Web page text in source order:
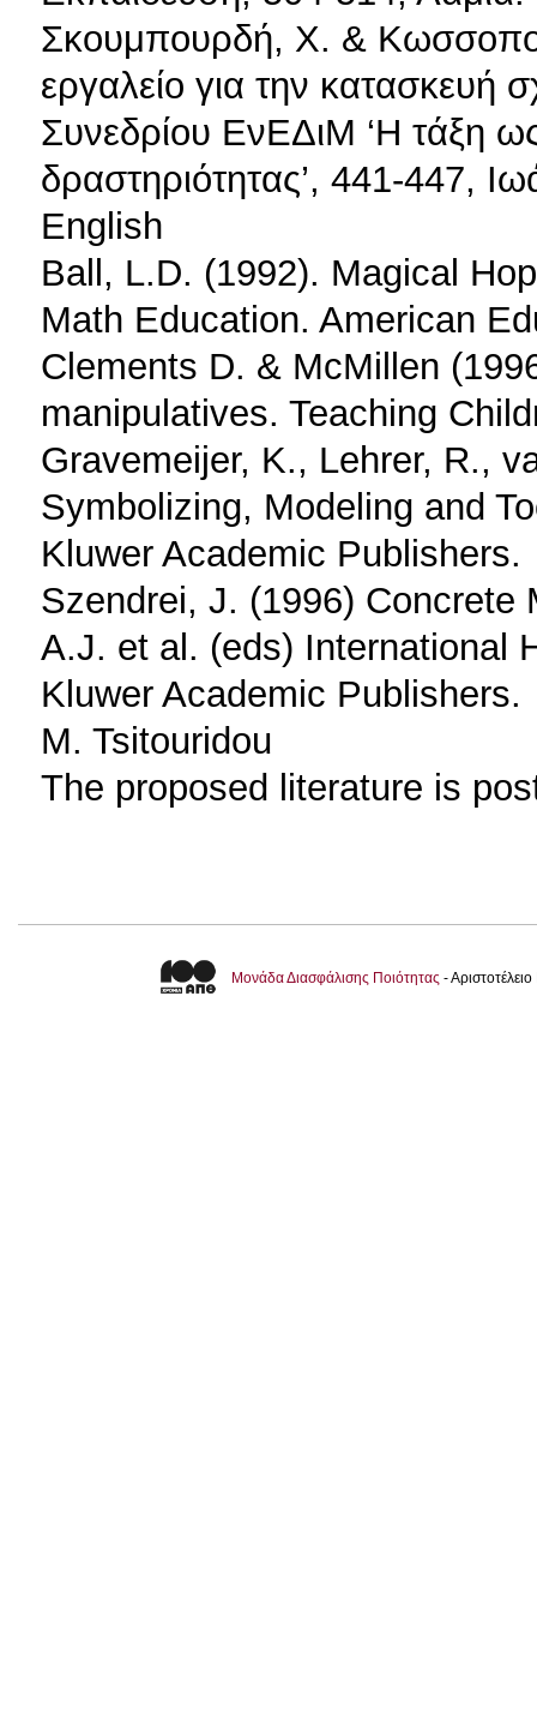
Σκουμπουρδή, Χ. &
εργαλείο για την
Συνεδρίου ΕνΕΔιΜ ‘Η τάξη
δραστηριότητας’, 441-447,
English
Ball, L.D. (1992). Magical
Math Education. American
Clements D. & McMillen
manipulatives. Teaching
Gravemeijer, K., Lehrer, R.,
Symbolizing, Modeling and
Kluwer Academic Publishers.
Szendrei, J. (1996)
A.J. et al. (eds) International
Kluwer Academic Publishers.
M. Tsitouridou
The proposed literature is
Μονάδα Διασφάλισης Ποιότητας -